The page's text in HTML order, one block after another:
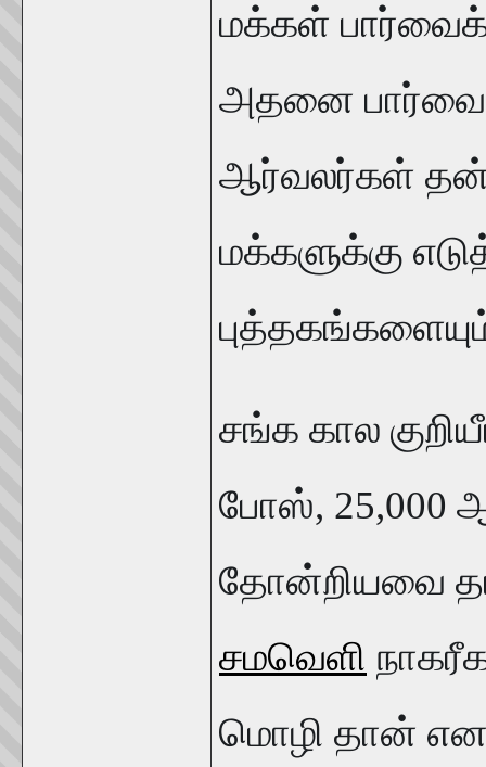
மக்கள்
அதனை
ஆர்வலர்கள் தன்
மக்களுக்கு
சங்க கால
போஸ், 25,000
தோன்றியவை
சமவெளி
மொழி தான்